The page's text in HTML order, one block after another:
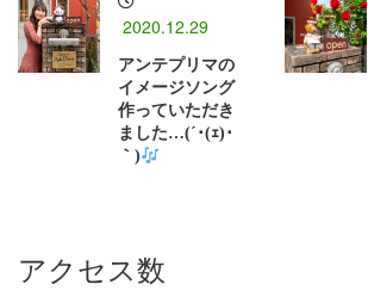
2020.12.29
アンテプリマの
イメージソング
作っていただき
ました…(´･(ｪ)･
｀)
アクセス数